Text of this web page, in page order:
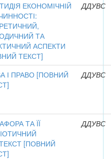
ЕКОНОМІЧНІЙ
ТА
АСПЕКТИ
ТЕКСТ]
ДДУВС
І ПРАВО [ПОВНИЙ
ДДУВС
ТА ЇЇ
[ПОВНИЙ
ДДУВС